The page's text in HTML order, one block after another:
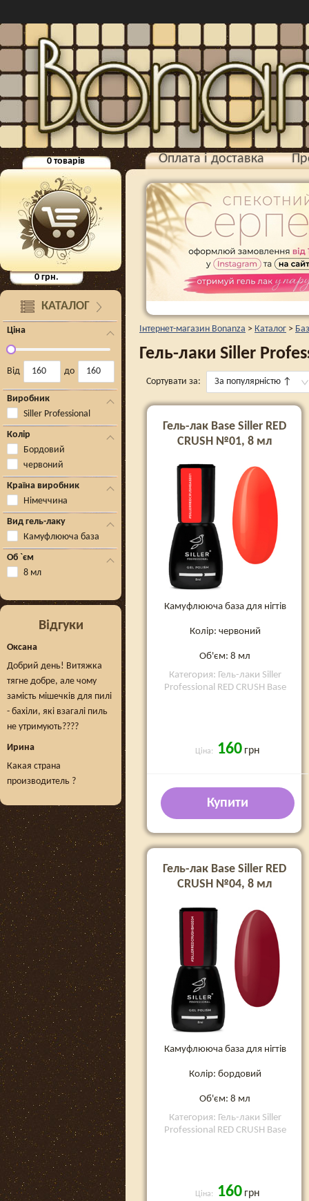
0 товарів
0грн.
КАТАЛОГ
Ціна
Від до
Виробник
Siller Professional
Колір
Бордовий
червоний
Країна виробник
Німеччина
Вид гель-лаку
Камуфлююча база
Об `єм
8 мл
Відгуки
Оксана
Добрий день! Витяжка
тягне добре, але чому
замість мішечків для пилі
- бахіли, які взагалі пиль
не утримують????
Ирина
Какая страна
производитель ?
Оплата і доставка
Інтернет-магазин Bonanza > Каталог >
Гель-лаки Siller
Сортувати за: За популярністю ↑
Гель-лак Base Siller RED
CRUSH №01, 8 мл
Камуфлююча база для нігтів
Колір: червоний
Об'єм: 8 мл
Категория: Гель-лаки Siller
Professional RED CRUSH Base
Ціна: 160 грн
Купити
Гель-лак Base Siller RED
CRUSH №04, 8 мл
Камуфлююча база для нігтів
Колір: бордовий
Об'єм: 8 мл
Категория: Гель-лаки Siller
Professional RED CRUSH Base
Ціна: 160 грн